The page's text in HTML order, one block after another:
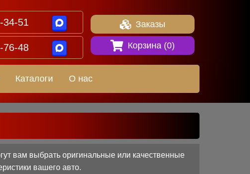
34-51
76-48
Заказы
Корзина (0)
Каталоги О нас
вам выбрать оригинальные или качественные
вашего авто.